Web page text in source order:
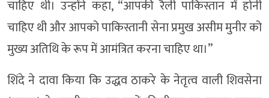
चाहिए थी। उन्होंने कहा, “आपकी रैली पाकिस्तान में होनी
चाहिए थी और आपको पाकिस्तानी सेना प्रमुख असीम मुनीर को
मुख्य अतिथि के रूप में आमंत्रित करना चाहिए था।”
शिंदे ने दावा किया कि उद्धव ठाकरे के नेतृत्व वाली शिवसेना